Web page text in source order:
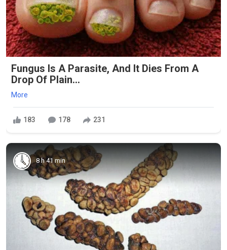
Fungus Is A Parasite, And It Dies From A
Drop Of Plain...
More
183 178 231
8 h 41 min